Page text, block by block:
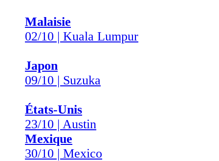
Malaisie
02/10 | Kuala Lumpur
Japon
09/10 | Suzuka
États-Unis
23/10 | Austin
Mexique
30/10 | Mexico